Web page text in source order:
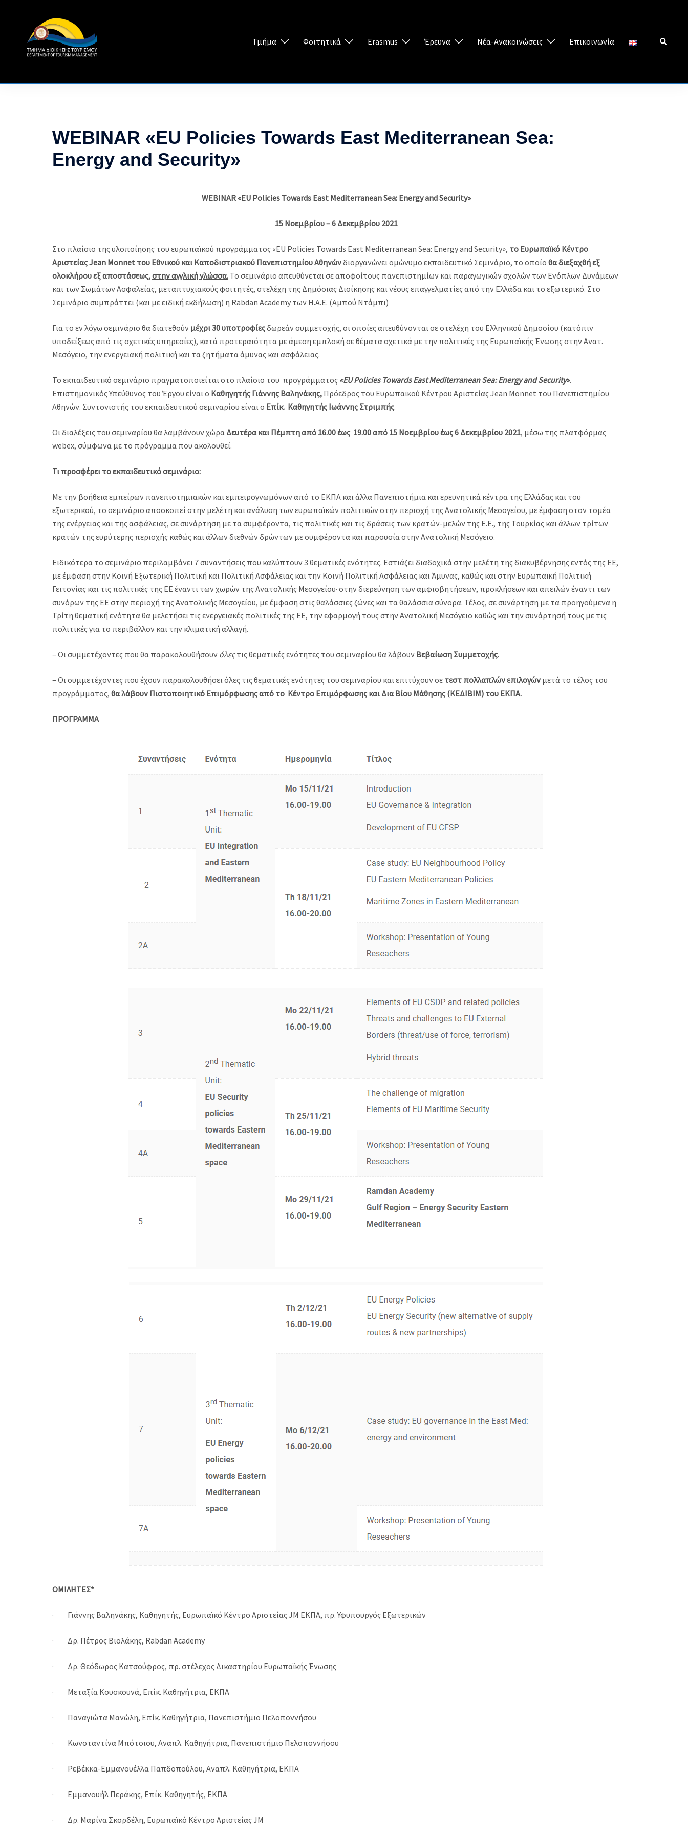
Τμήμα
Φοιτητικά Erasmus Έρευνα Νέα-Ανακοινώσεις Επικοινωνία Search
WEBINAR «EU Policies Towards East Mediterranean Sea:
Energy and Security»
WEBINAR «EU Policies Towards East Mediterranean Sea: Energy and Security»
15 Νοεμβρίου – 6 Δεκεμβρίου 2021
Στο πλαίσιο της υλοποίησης του ευρωπαϊκού προγράμματος «EU Policies Towards East Mediterranean Sea: Energy and Security», το Ευρωπαϊκό Κέντρο
Αριστείας Jean Monnet του Εθνικού και Καποδιστριακού Πανεπιστημίου Αθηνώνδιοργανώνει ομώνυμο εκπαιδευτικό Σεμινάριο, το οποίο θαδιεξαχθή εξ
ολοκλήρου εξ αποστάσεως,στην αγγλική γλώσσα. Το σεμινάριο απευθύνεται σε αποφοίτους πανεπιστημίων και παραγωγικών σχολών των Ενόπλων Δυνάμεων
και των Σωμάτων Ασφαλείας, μεταπτυχιακούς φοιτητές, στελέχη της Δημόσιας Διοίκησης και νέους επαγγελματίες από την Ελλάδα και το εξωτερικό. Στο
Σεμινάριο συμπράττει (και με ειδική εκδήλωση) η Rabdan Academy των Η.Α.Ε. (Αμπού Ντάμπι)
Για το εν λόγω σεμινάριο θα διατεθούν μέχρι 30 υποτροφίεςδωρεάν συμμετοχής, οι οποίες απευθύνονται σε στελέχη του Ελληνικού Δημοσίου (κατόπιν
υποδείξεως από τις σχετικές υπηρεσίες), κατά προτεραιότητα με άμεση εμπλοκή σε θέματα σχετικά με την πολιτικές της Ευρωπαϊκής Ένωσης στην Ανατ.
Μεσόγειο, την ενεργειακή πολιτική και τα ζητήματα άμυνας και ασφάλειας.
Το εκπαιδευτικό σεμινάριο πραγματοποιείται στο πλαίσιο του προγράμματος «EU Policies Towards East Mediterranean Sea: Energy and Security».
Επιστημονικός Υπεύθυνος του Έργου είναι ο Καθηγητής Γιάννης Βαληνάκης, Πρόεδρος του Ευρωπαϊκού Κέντρου Αριστείας Jean Monnet του Πανεπιστημίου
Αθηνών. Συντονιστής του εκπαιδευτικού σεμιναρίου είναι ο Επίκ. Καθηγητής Ιωάννης Στριμπής.
Οι διαλέξεις του σεμιναρίου θα λαμβάνουν χώρα Δευτέρα και Πέμπτη από 16.00 έως 19.00 από 15 Νοεμβρίου έως 6 Δεκεμβρίου 2021, μέσω της πλατφόρμας
webex, σύμφωνα με το πρόγραμμα που ακολουθεί.
Τι προσφέρει το εκπαιδευτικό σεμινάριο:
Με την βοήθεια εμπείρων πανεπιστημιακών και εμπειρογνωμόνων από το ΕΚΠΑ και άλλα Πανεπιστήμια και ερευνητικά κέντρα της Ελλάδας και του
εξωτερικού, το σεμινάριο αποσκοπεί στην μελέτη και ανάλυση των ευρωπαϊκών πολιτικών στην περιοχή της Ανατολικής Μεσογείου, με έμφαση στον τομέα
της ενέργειας και της ασφάλειας, σε συνάρτηση με τα συμφέροντα, τις πολιτικές και τις δράσεις των κρατών-μελών της Ε.Ε., της Τουρκίας και άλλων τρίτων
κρατών της ευρύτερης περιοχής καθώς και άλλων διεθνών δρώντων με συμφέροντα και παρουσία στην Ανατολική Μεσόγειο.
Ειδικότερα το σεμινάριο περιλαμβάνει 7 συναντήσεις που καλύπτουν 3 θεματικές ενότητες. Εστιάζει διαδοχικά στην μελέτη της διακυβέρνησης εντός της ΕΕ,
με έμφαση στην Κοινή Εξωτερική Πολιτική και Πολιτική Ασφάλειας και την Κοινή Πολιτική Ασφάλειας και Άμυνας, καθώς και στην Ευρωπαϊκή Πολιτική
Γειτονίας και τις πολιτικές της ΕΕ έναντι των χωρών της Ανατολικής Μεσογείου· στην διερεύνηση των αμφισβητήσεων, προκλήσεων και απειλών έναντι των
συνόρων της ΕΕ στην περιοχή της Ανατολικής Μεσογείου, με έμφαση στις θαλάσσιες ζώνες και τα θαλάσσια σύνορα. Τέλος, σε συνάρτηση με τα προηγούμενα η
Τρίτη θεματική ενότητα θα μελετήσει τις ενεργειακές πολιτικές της ΕΕ, την εφαρμογή τους στην Ανατολική Μεσόγειο καθώς και την συνάρτησή τους με τις
πολιτικές για το περιβάλλον και την κλιματική αλλαγή.
– Οι συμμετέχοντες που θα παρακολουθήσουν όλες τις θεματικές ενότητες του σεμιναρίου θα λάβουν Βεβαίωση Συμμετοχής.
– Οι συμμετέχοντες που έχουν παρακολουθήσει όλες τις θεματικές ενότητες του σεμιναρίου και επιτύχουν σε τεστ πολλαπλών επιλογών μετά το τέλος του
προγράμματος, θα λάβουν Πιστοποιητικό Επιμόρφωσης από το Κέντρο Επιμόρφωσης και Δια Βίου Μάθησης (ΚΕΔΙΒΙΜ) του ΕΚΠΑ.
ΠΡΟΓΡΑΜΜΑ
ΟΜΙΛΗΤΕΣ*
· Γιάννης Βαληνάκης, Καθηγητής, Ευρωπαϊκό Κέντρο Αριστείας JM ΕΚΠΑ, πρ. Υφυπουργός Εξωτερικών
· Δρ. Πέτρος Βιολάκης, Rabdan Academy
· Δρ. Θεόδωρος Κατσούφρος, πρ. στέλεχος Δικαστηρίου Ευρωπαϊκής Ένωσης
· Μεταξία Κουσκουνά, Επίκ. Καθηγήτρια, ΕΚΠΑ
· Παναγιώτα Μανώλη, Επίκ. Καθηγήτρια, Πανεπιστήμιο Πελοποννήσου
· Κωνσταντίνα Μπότσιου, Αναπλ. Καθηγήτρια, Πανεπιστήμιο Πελοποννήσου
· Ρεβέκκα-Εμμανουέλλα Παπδοπούλου, Αναπλ. Καθηγήτρια, ΕΚΠΑ
· Εμμανουήλ Περάκης, Επίκ. Καθηγητής, ΕΚΠΑ
· Δρ. Μαρίνα Σκορδέλη, Ευρωπαϊκό Κέντρο Αριστείας JM